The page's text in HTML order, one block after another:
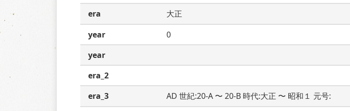
era
大正
year
0
year
era_2
era_3
AD 世紀:20-A 〜 20-B 時代:大正 〜 昭和１ 元号: